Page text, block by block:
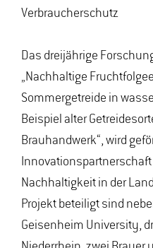
Verbraucherschutz
Das dreijährige
„Nachhaltige
Sommergetreide in
Beispiel alter
Brauhandwerk“, wird
Nachhaltigkeit in der
Projekt beteiligt sind
Geisenheim University,